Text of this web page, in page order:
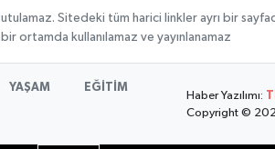
Sitedeki tüm harici linkler ayrı bir
ortamda kullanılamaz ve yayınlanamaz
YAŞAM
EĞİTİM
Haber Yazılımı:
Copyright ©